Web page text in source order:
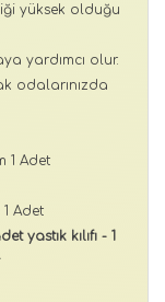
yüksek olduğu
yardımcı olur.
odalarınızda
1 Adet
Adet
yastık kılıfı - 1